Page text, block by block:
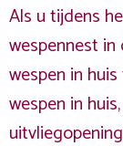
Als u tijdens
wespennest
wespen in
wespen in